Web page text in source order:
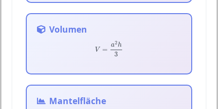
Volumen
V =
a2h
3
h3
Mantelfläche